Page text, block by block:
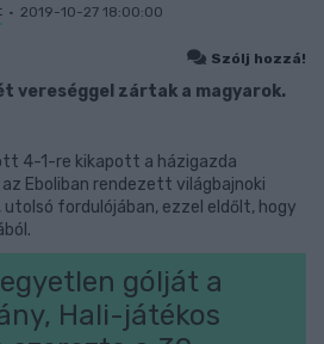
2019-10-27 18:00:00
Szólj hozzá!
vereséggel zártak a magyarok.
4-1-re kikapott a házigazda
Eboliban rendezett világbajnoki
fordulójában, ezzel eldőlt, hogy
gólját a
Hali-játékos